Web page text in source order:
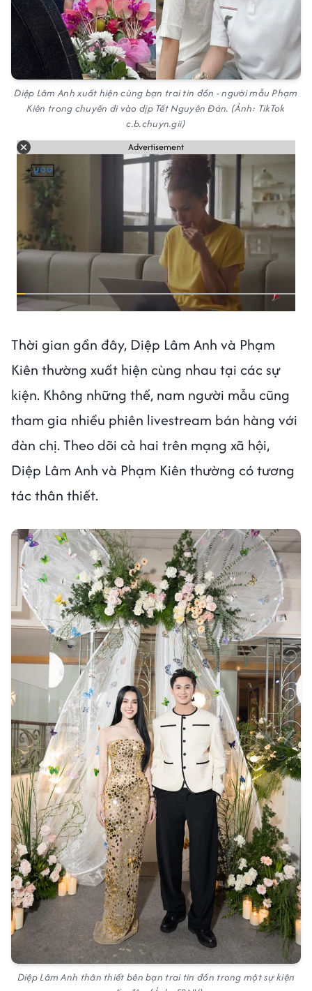
Diệp Lâm Anh xuất hiện cùng bạn trai tin đồn - người mẫu Phạm
Kiên trong chuyến đi vào dịp Tết Nguyên Đán. (Ảnh: TikTok
c.b.chuyn.gii)
Advertisement
Thời gian gần đây, Diệp Lâm Anh và Phạm
Kiên thường xuất hiện cùng nhau tại các sự
kiện. Không những thế, nam người mẫu cũng
tham gia nhiều phiên livestream bán hàng với
đàn chị. Theo dõi cả hai trên mạng xã hội,
Diệp Lâm Anh và Phạm Kiên thường có tương
tác thân thiết.
Diệp Lâm Anh thân thiết bên bạn trai tin đồn trong một sự kiện